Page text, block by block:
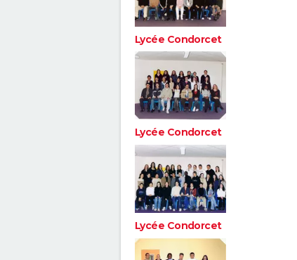
Lycée Condorcet
Lycée Condorcet
Lycée Condorcet